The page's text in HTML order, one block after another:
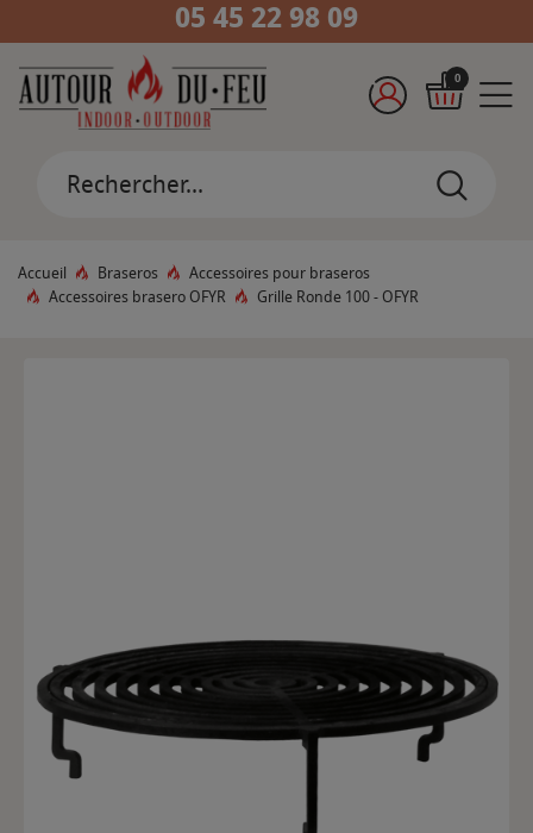
05 45 22 98 09
0
Accueil Braseros
Accessoires pour braseros
Accessoires brasero OFYR
Grille Ronde 100 - OFYR